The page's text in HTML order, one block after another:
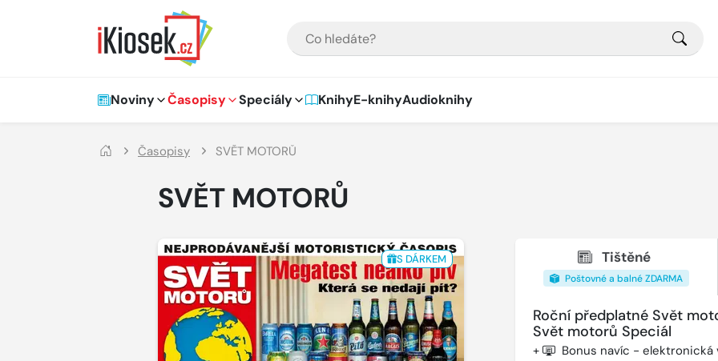
Hlavní navigace
Noviny Časopisy Speciály KnihyE-knihyAudioknihy
Časopisy SVĚT MOTORŮ
SVĚT MOTORŮ
S DÁRKEM Tištěné
Poštovné a balné ZDARMA
Roční předplatné Svět
Svět motorů Speciál
+ Bonus navíc - elektronická